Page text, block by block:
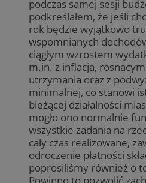
podczas samej sesji
podkreślałem, że jeśli
rok będzie wyjątkowo
wspomnianych
ciągłym wzrostem
m.in. z inflacją,
utrzymania oraz z
minimalnej, co stanowi
bieżącej działalności
mogło ono normalnie
wszystkie zadania na
cały czas realizowane,
odroczenie płatności
poprosiliśmy również o